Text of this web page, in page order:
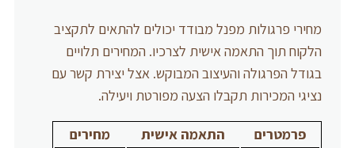
מחירי פרגולות מפנל מבודד יכולים להתאים לתקציב
הלקוח תוך התאמה אישית לצרכיו. המחירים תלויים
בגודל הפרגולה והעיצוב המבוקש. אצל יצירת קשר עם
נציגי המכירות תקבלו הצעה מפורטת ויעילה.
פרמטרים התאמה אישית
מחירים